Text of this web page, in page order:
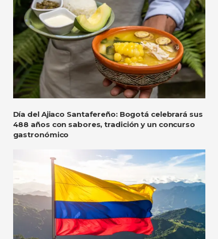
Día del Ajiaco Santafereño: Bogotá celebrará sus
488 años con sabores, tradición y un concurso
gastronómico